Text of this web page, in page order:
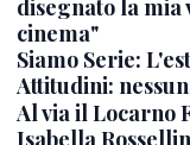
disegnato la mia
cinema"
Siamo Serie:
Attitudini:
Al via il Locarno
Isabella